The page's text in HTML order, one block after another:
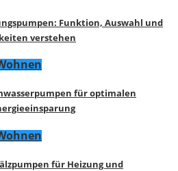
Funktion, Auswahl und
verstehen
für optimalen
für Heizung und